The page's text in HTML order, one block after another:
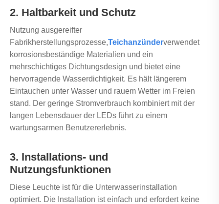
2. Haltbarkeit und Schutz
Nutzung ausgereifter
Fabrikherstellungsprozesse,Teichanzünderverwendet
korrosionsbeständige Materialien und ein
mehrschichtiges Dichtungsdesign und bietet eine
hervorragende Wasserdichtigkeit. Es hält längerem
Eintauchen unter Wasser und rauem Wetter im Freien
stand. Der geringe Stromverbrauch kombiniert mit der
langen Lebensdauer der LEDs führt zu einem
wartungsarmen Benutzererlebnis.
3. Installations- und
Nutzungsfunktionen
Diese Leuchte ist für die Unterwasserinstallation
optimiert. Die Installation ist einfach und erfordert keine